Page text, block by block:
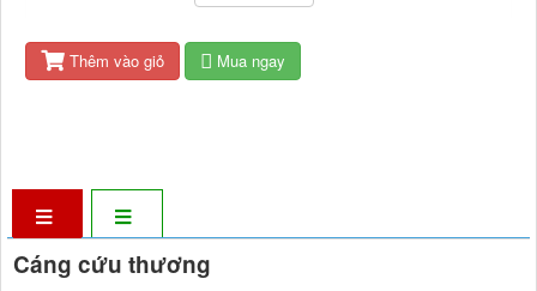
Thêm vào giỏ Mua ngay
Cáng cứu thương